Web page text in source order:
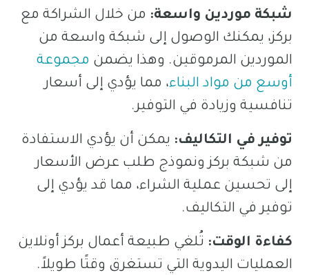
شبكة موردين واسعة: من خلال الشراكة مع
بركز، يمكنك الوصول إلى شبكة واسعة من
الموردين المرموقين. وهذا يضمن مجموعة
أوسع من مواد البناء، مما يؤدي إلى أسعار
تنافسية وزيادة في التوفير.
توفير في التكاليف: يمكن أن يؤدي الاستفادة
من شبكة بركز ونموذج طلب عرض الأسعار
إلى تحسين عملية الشراء، مما قد يؤدي إلى
توفير في التكاليف.
كفاءة الوقت: تُلغي طبيعة أعمال بركز أونلاين
العمليات اليدوية التي تستغرق وقتًا طويلاً.